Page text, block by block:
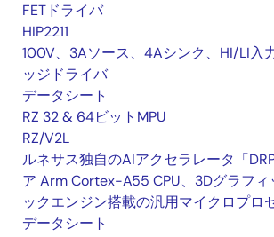
FETドライバ
HIP2211
100V、3Aソース、4Aシンク、HI/LI入
ッジドライバ
データシート
RZ 32 & 64ビットMPU
RZ/V2L
ルネサス独自のAIアクセラレータ「
ア Arm Cortex-A55 CPU、3Dグラフ
ックエンジン搭載の汎用マイクロプロ
データシート